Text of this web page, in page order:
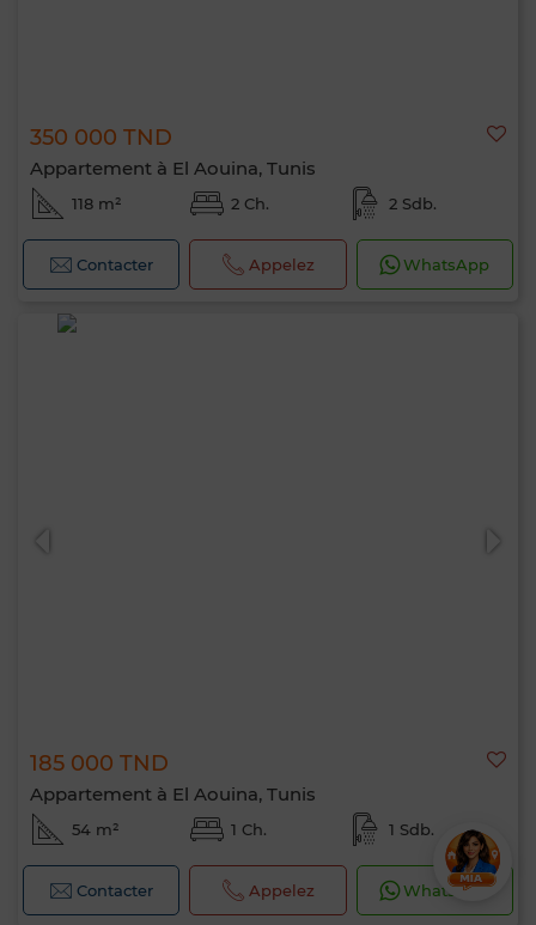
350 000 TND
Appartement à El Aouina, Tunis
118 m² 2 Ch. 2 Sdb.
Contacter Appelez WhatsApp
185 000 TND
Appartement à El Aouina, Tunis
54 m² 1 Ch. 1 Sdb.
Contacter Appelez WhatsApp